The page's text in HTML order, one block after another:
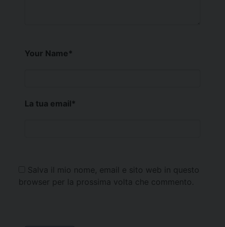
Your Name*
La tua email*
Salva il mio nome, email e sito web in questo
browser per la prossima volta che commento.